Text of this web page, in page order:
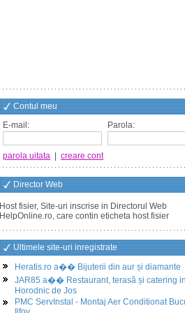
Contul meu
E-mail:
Parola:
parola uitata creare cont
Director Web
Host fisier, Site-uri inscrise in Directorul Web
HelpOnline.ro, care contin eticheta host fisier
Ultimele site-uri inregistrate
Heratis.ro a�� Bijuterii din aur și diamante
JAR85 a�� Restaurant, terasă și catering in
Horodnic de Jos
PMC ServInstal - Montaj Aer Conditionat